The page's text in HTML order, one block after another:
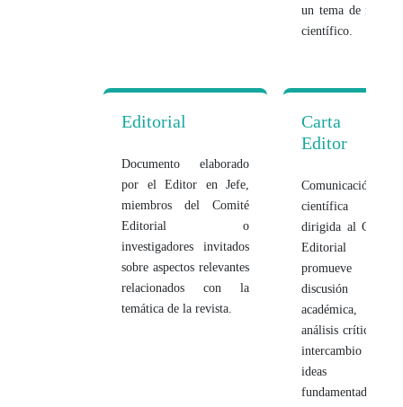
un tema de interés
científico.
Editorial
Documento elaborado
por el Editor en Jefe,
miembros del Comité
Editorial o
investigadores invitados
sobre aspectos relevantes
relacionados con la
temática de la revista.
Carta al
Editor
Comunicación
científica breve
dirigida al Comité
Editorial que
promueve la
discusión
académica, el
análisis crítico y el
intercambio de
ideas
fundamentadas en